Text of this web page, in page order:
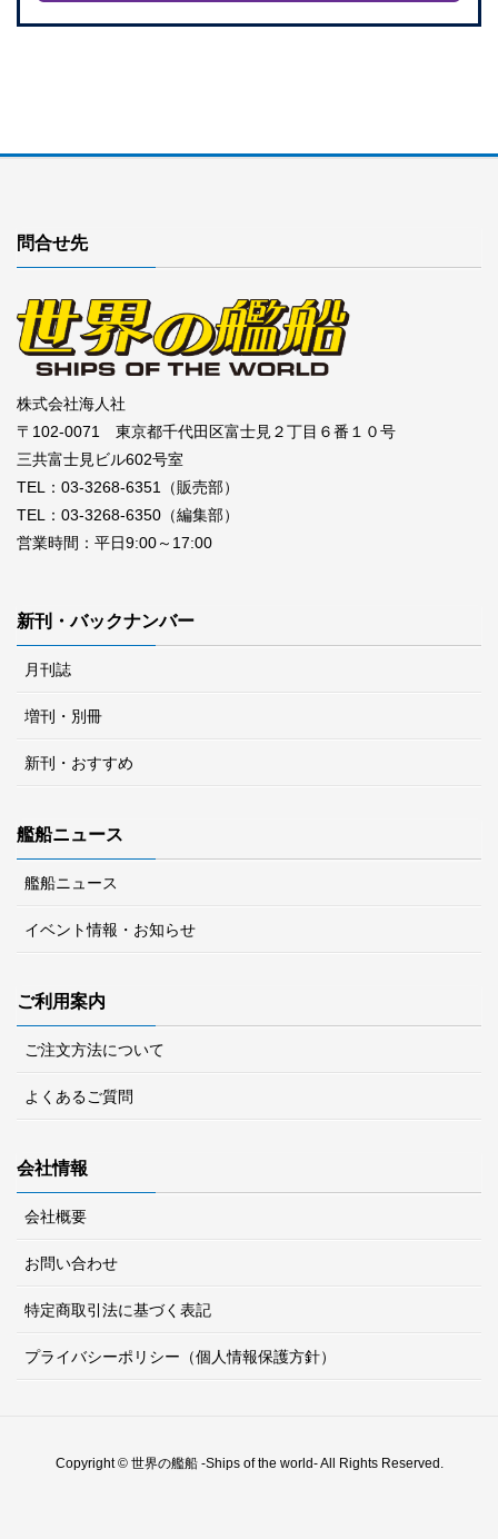
問合せ先
株式会社海人社
〒102-0071 東京都千代田区富士見２丁目６番１０号
三共富士見ビル602号室
TEL：03-3268-6351（販売部）
TEL：03-3268-6350（編集部）
営業時間：平日9:00～17:00
新刊・バックナンバー
月刊誌
増刊・別冊
新刊・おすすめ
艦船ニュース
艦船ニュース
イベント情報・お知らせ
ご利用案内
ご注文方法について
よくあるご質問
会社情報
会社概要
お問い合わせ
特定商取引法に基づく表記
プライバシーポリシー（個人情報保護方針）
Copyright © 世界の艦船 -Ships of the world- All Rights Reserved.